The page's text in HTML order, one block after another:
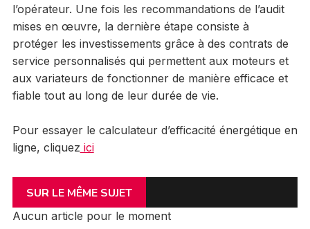
l’opérateur. Une fois les recommandations de l’audit
mises en œuvre, la dernière étape consiste à
protéger les investissements grâce à des contrats de
service personnalisés qui permettent aux moteurs et
aux variateurs de fonctionner de manière efficace et
fiable tout au long de leur durée de vie.
Pour essayer le calculateur d’efficacité énergétique en
ligne, cliquez ici
SUR LE MÊME SUJET
Aucun article pour le moment